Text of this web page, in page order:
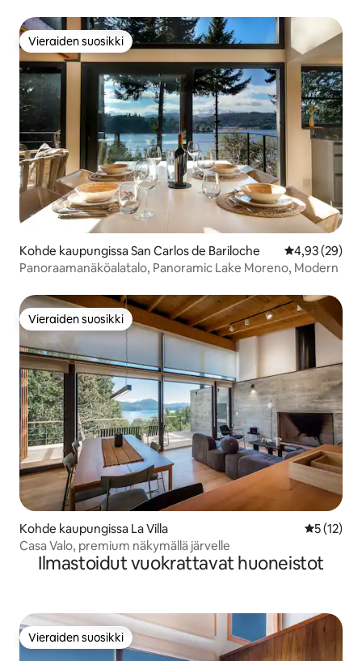
Vieraiden suosikki
Vieraiden suosikki
Kohde kaupungissa San Carlos de Bariloche
4,93 (29)
Panoraamanäköalatalo, Panoramic Lake Moreno, Modern
Vieraiden suosikki
Vieraiden suosikki
Kohde kaupungissa La Villa
5 (12)
Casa Valo, premium näkymällä järvelle
Ilmastoidut vuokrattavat huoneistot
Vieraiden suosikki
Vieraiden suosikki